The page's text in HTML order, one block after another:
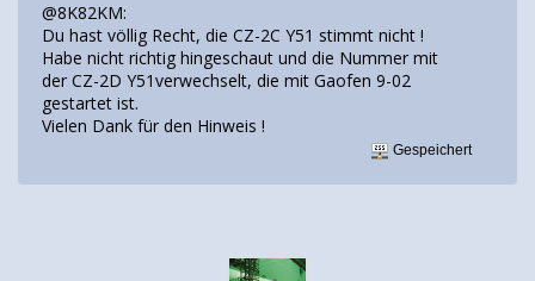
@8K82KM:
Du hast völlig Recht, die CZ-2C Y51 stimmt nicht !
Habe nicht richtig hingeschaut und die Nummer mit
der CZ-2D Y51verwechselt, die mit Gaofen 9-02
gestartet ist.
Vielen Dank für den Hinweis !
Gespeichert